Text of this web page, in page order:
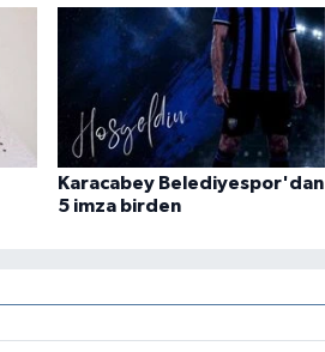
Karacabey Belediyespor'dan
5 imza birden